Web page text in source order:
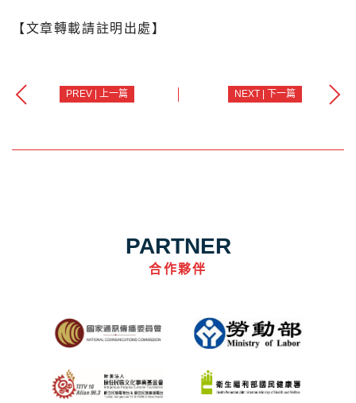
【文章轉載請註明出處】
PREV | 上一篇 NEXT | 下一篇
PARTNER
合作夥伴